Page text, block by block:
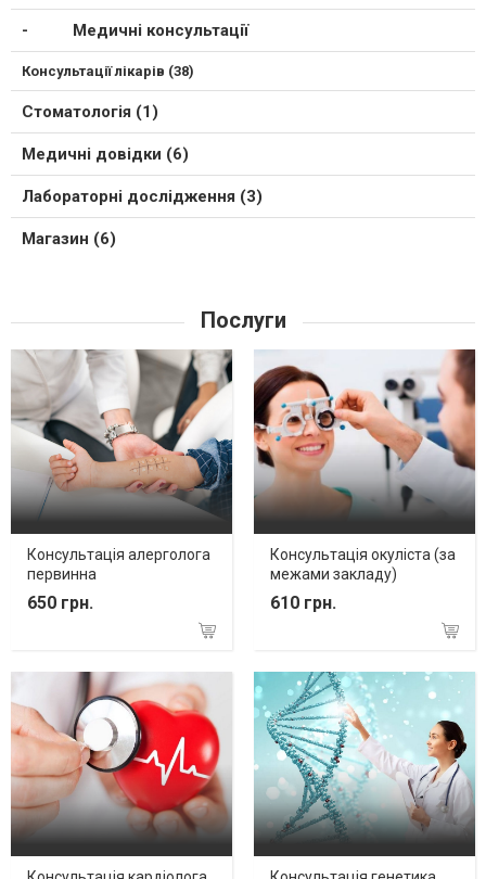
Медичні консультації
Консультації лікарів (38)
Стоматологія (1)
Медичні довідки (6)
Лабораторні дослідження (3)
Магазин (6)
Послуги
Консультація алерголога
первинна
650 грн.
Консультація окуліста (за
межами закладу)
610 грн.